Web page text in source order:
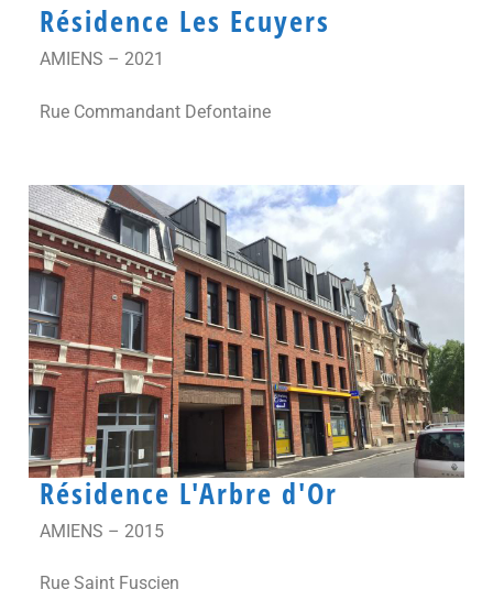
Résidence Les Ecuyers
AMIENS – 2021
Rue Commandant Defontaine
Résidence L'Arbre d'Or
AMIENS – 2015
Rue Saint Fuscien